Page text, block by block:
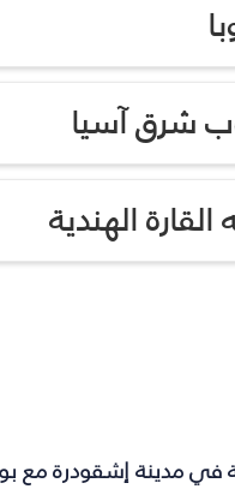
شرق آسيا
الهندية
في مدينة إشقودرة مع